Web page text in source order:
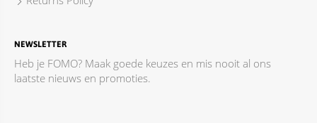
NEWSLETTER
Heb je FOMO? Maak goede keuzes en mis nooit al ons
laatste nieuws en promoties.